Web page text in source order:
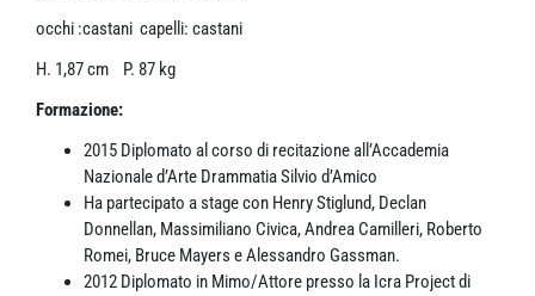
occhi :castani capelli: castani
H. 1,87 cm P. 87 kg
Formazione:
2015 Diplomato al corso di recitazione all’Accademia
Nazionale d’Arte Drammatia Silvio d’Amico
Ha partecipato a stage con Henry Stiglund, Declan
Donnellan, Massimiliano Civica, Andrea Camilleri, Roberto
Romei, Bruce Mayers e Alessandro Gassman.
2012 Diplomato in Mimo/Attore presso la Icra Project di